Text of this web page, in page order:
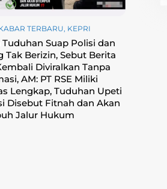
TERBARU, KEPRI
Suap Polisi dan
Tak Berizin, Sebut Berita
Diviralkan Tanpa
‎AM: PT RSE Miliki
Lengkap, Tuduhan Upeti
Disebut Fitnah dan Akan
Jalur Hukum